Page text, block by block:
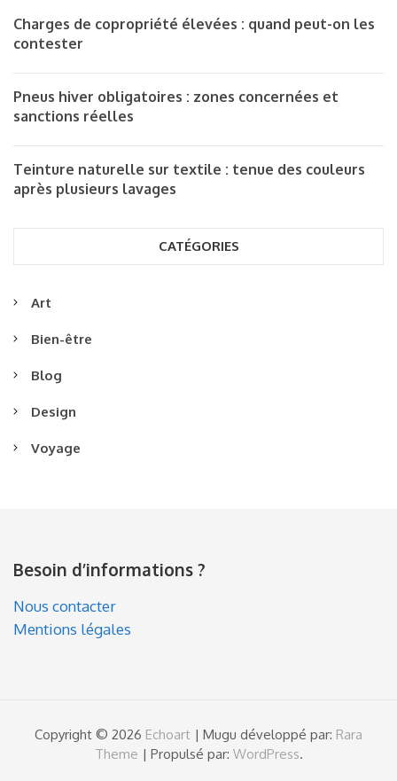
Charges de copropriété élevées : quand peut-on les
contester
Pneus hiver obligatoires : zones concernées et
sanctions réelles
Teinture naturelle sur textile : tenue des couleurs
après plusieurs lavages
CATÉGORIES
Art
Bien-être
Blog
Design
Voyage
Besoin d’informations ?
Nous contacter
Mentions légales
Copyright © 2026 Echoart | Mugu développé par: Rara
Theme | Propulsé par: WordPress.